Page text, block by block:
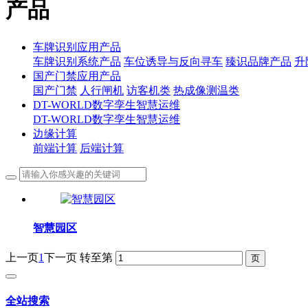
产品
车牌识别应用产品
车牌识别系统产品 车位诱导与反向寻车 臻识品牌产品 升
国产门禁应用产品
国产门禁 人行闸机 访客机类 热成像测温类
DT-WORLD数字孪生智慧运维
DT-WORLD数字孪生智慧运维
边缘计算
前端计算 后端计算
智慧园区
上一页1下一页 转至第
全站搜索